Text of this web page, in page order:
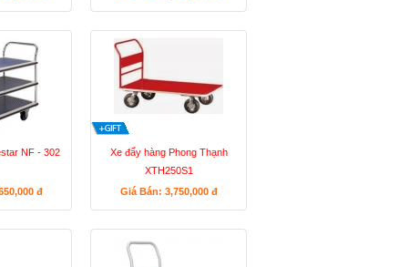
NF - 302
đ
Xe đẩy hàng Phong Thạnh
XTH250S1
Giá Bán: 3,750,000 đ